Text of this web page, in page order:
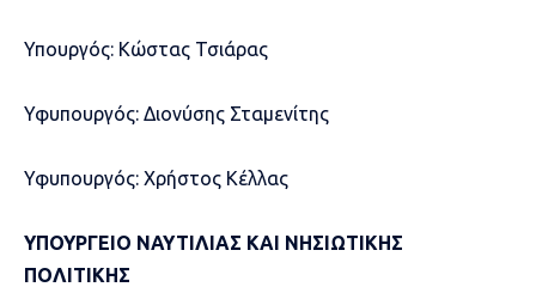
Υπουργός: Κώστας Τσιάρας
Υφυπουργός: Διονύσης Σταμενίτης
Υφυπουργός: Χρήστος Κέλλας
ΥΠΟΥΡΓΕΙΟ ΝΑΥΤΙΛΙΑΣ ΚΑΙ ΝΗΣΙΩΤΙΚΗΣ
ΠΟΛΙΤΙΚΗΣ